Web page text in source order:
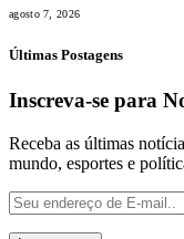
agosto 7, 2026
Últimas Postagens
Inscreva-se para
Receba as últimas
mundo, esportes e